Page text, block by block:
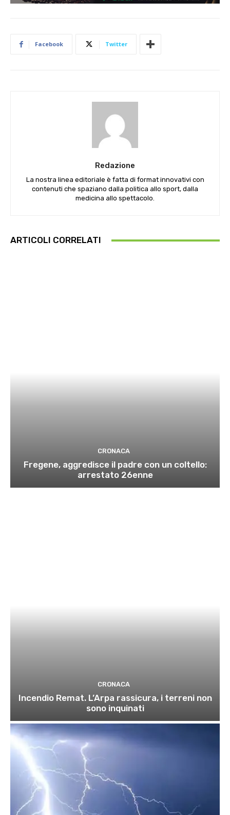
Facebook Twitter
Redazione
La nostra linea editoriale è fatta di format innovativi con
contenuti che spaziano dalla politica allo sport, dalla
medicina allo spettacolo.
ARTICOLI CORRELATI
CRONACA
Fregene, aggredisce il padre con un coltello:
arrestato 26enne
CRONACA
Incendio Remat. L’Arpa rassicura, i terreni non
sono inquinati